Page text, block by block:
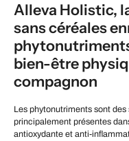
Alleva Holistic,
sans céréales
bien-être
compagnon
Les phytonutriments sont
principalement présentes
antioxydante et anti-